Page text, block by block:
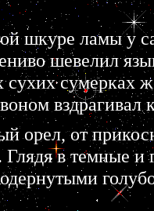
шкуре ламы у
шевелил
сумерках
вздрагивал
орел, от
Глядя в темные